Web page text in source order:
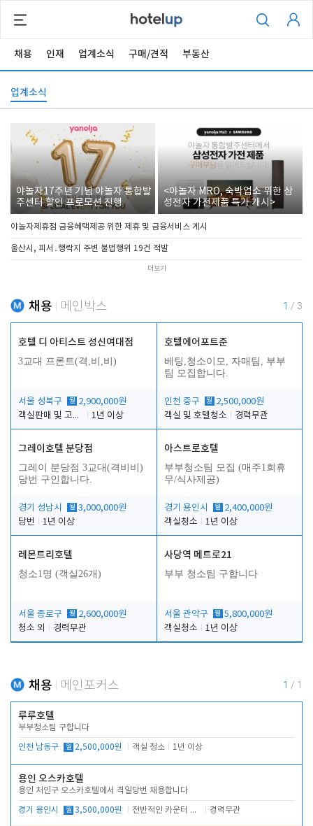
채용 인재 업계소식 구매/견적 부동산
업계소식
야놀자17주년 기념 야놀자 통합발
주센터 할인 프로모션 진행
<야놀자 MRO, 숙박업소 위한 삼
성전자 가전제품 특가 개시>
야놀자제휴점 금융혜택제공 위한 제휴 및 금융서비스 게시
울산시, 피서․행락지 주변 불법행위 19건 적발
더보기
채용 메인박스 1 / 3
호텔 디 아티스트 성신여대점
3교대 프론트(격,비,비)
서울 성북구 월 2,900,000원
객실판매 및 고객응대
1년 이상
호텔에어포트준
베팅,청소이모, 자매팀, 부부
팀 모집합니다.
인천 중구 월 2,500,000원
객실 및 호텔청소
경력무관
그레이호텔 분당점
그레이 분당점 3교대(격비비)
당번 구인합니다.
경기 성남시 월 3,000,000원
당번
1년 이상
아스트로호텔
부부청소팀 모집 (매주1회휴
무/식사제공)
경기 용인시 월 2,400,000원
객실청소
1년 이상
레몬트리호텔
청소1명 (객실26개)
서울 종로구 월 2,600,000원
청소 외
경력무관
사당역 메트로21
부부 청소팀 구합니다
서울 관악구 월 5,800,000원
객실청소
1년 이상
채용 메인포커스 1 / 1
루루호텔
부부청소팀 구합니다
인천 남동구 월 2,500,000원 객실 청소 1년 이상
용인 오스카호텔
용인 처인구 오스카호텔에서 격일당번 채용합니다
경기 용인시 월 3,500,000원 전반적인 카운터 업무 경력무관